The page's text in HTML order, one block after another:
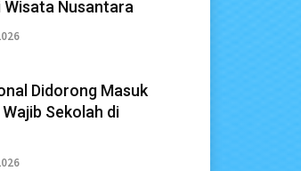
Nusantara
Didorong Masuk
Sekolah di